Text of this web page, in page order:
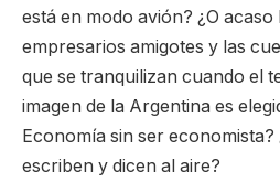
está en modo avión? ¿O
empresarios amigotes y las
que se tranquilizan cuando el
imagen de la Argentina es
Economía sin ser economista?
escriben y dicen al aire?